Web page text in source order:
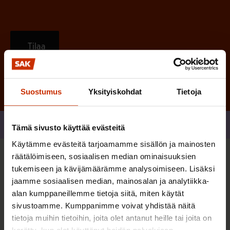
Suostumus Yksityiskohdat Tietoja
Tämä sivusto käyttää evästeitä
Käytämme evästeitä tarjoamamme sisällön ja mainosten
räätälöimiseen, sosiaalisen median ominaisuuksien
tukemiseen ja kävijämäärämme analysoimiseen. Lisäksi
jaamme sosiaalisen median, mainosalan ja analytiikka-
alan kumppaneillemme tietoja siitä, miten käytät
sivustoamme. Kumppanimme voivat yhdistää näitä
tietoja muihin tietoihin, joita olet antanut heille tai joita on
Tilaa
Jaa
Sinua saattaa myös kiinnostaa
TERVE JA HYVÄ TYÖELÄMÄ